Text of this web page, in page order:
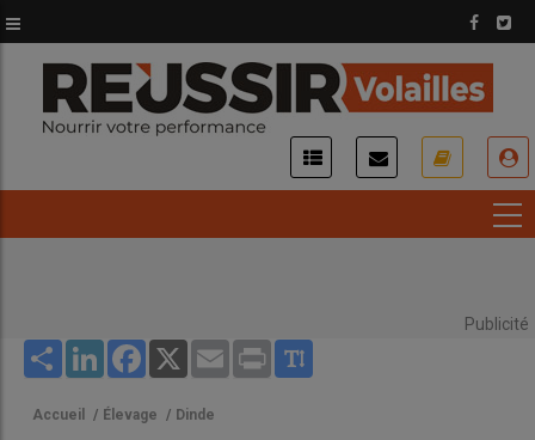
au
contenu
principal
Publicité
Share LinkedInFacebook
X Email Print
Accueil / Élevage / Dinde